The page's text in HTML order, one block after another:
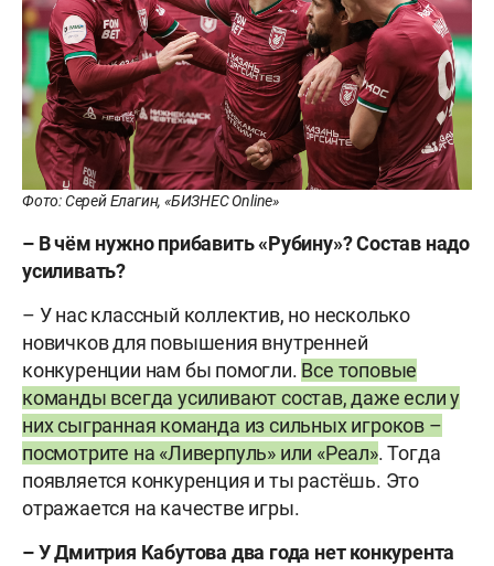
Фото: Серей Елагин, «БИЗНЕС Online»
– В чём нужно прибавить «Рубину»? Состав надо
усиливать?
– У нас классный коллектив, но несколько
новичков для повышения внутренней
конкуренции нам бы помогли. Все топовые
команды всегда усиливают состав, даже если у
них сыгранная команда из сильных игроков –
посмотрите на «Ливерпуль» или «Реал». Тогда
появляется конкуренция и ты растёшь. Это
отражается на качестве игры.
– У Дмитрия Кабутова два года нет конкурента